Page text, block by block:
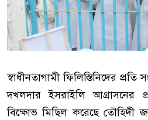
স্বাধীনতাগামী ফিলিস্তিনিদের
দখলদার ইসরাইলি আগ্রাসনের
বিক্ষোভ মিছিল করেছে তৌহিদী